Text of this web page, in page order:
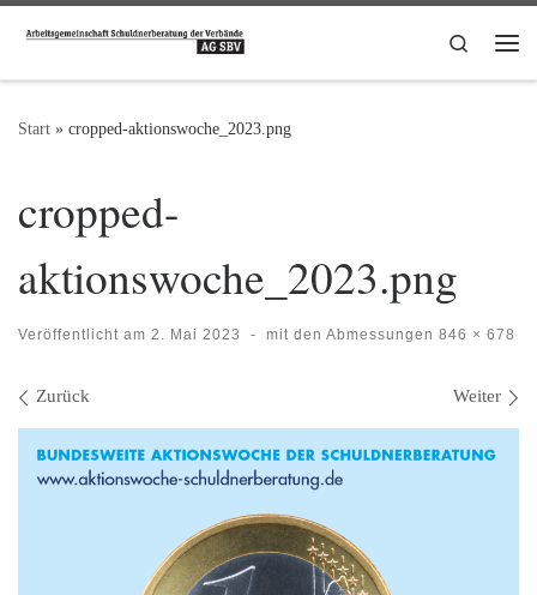
Zum Inhalt springen
Search
Start » cropped-aktionswoche_2023.png
cropped-
aktionswoche_2023.png
Veröffentlicht am 2. Mai 2023 - mit den Abmessungen 846 × 678
Bilder Navigation
Zurück Weiter